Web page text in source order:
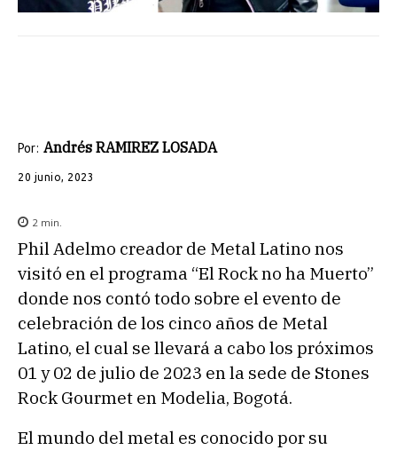
Por: Andrés RAMIREZ LOSADA
20 junio, 2023
2 min.
Phil Adelmo creador de Metal Latino nos
visitó en el programa “El Rock no ha Muerto”
donde nos contó todo sobre el evento de
celebración de los cinco años de Metal
Latino, el cual se llevará a cabo los próximos
01 y 02 de julio de 2023 en la sede de Stones
Rock Gourmet en Modelia, Bogotá.
El mundo del metal es conocido por su